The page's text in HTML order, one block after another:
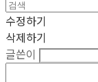
수정하기
삭제하기
글쓴이